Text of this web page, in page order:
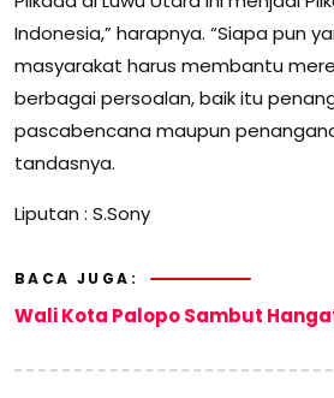
Indonesia,” harapnya. “Siapa pun
masyarakat harus membantu
berbagai persoalan, baik itu
pascabencana maupun
tandasnya.
Liputan : S.Sony
BACA JUGA:
Wali Kota Palopo Sambut